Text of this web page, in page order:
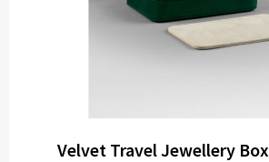
Velvet Travel Jewellery Box